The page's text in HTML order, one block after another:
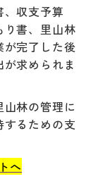
収支予算
書、里山林
完了した後
求められま
林の管理に
るための支
へ